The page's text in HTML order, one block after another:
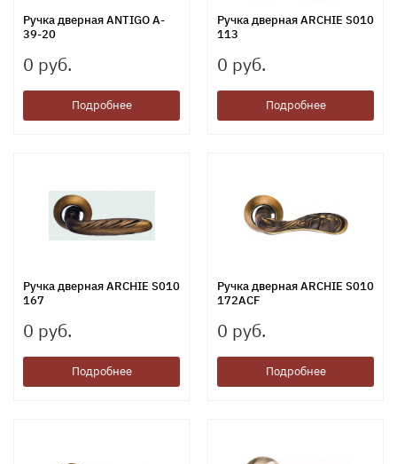
Ручка дверная ANTIGO A-
39-20
0 руб.
Подробнее
Ручка дверная ARCHIE S010
113
0 руб.
Подробнее
Ручка дверная ARCHIE S010
167
0 руб.
Подробнее
Ручка дверная ARCHIE S010
172ACF
0 руб.
Подробнее